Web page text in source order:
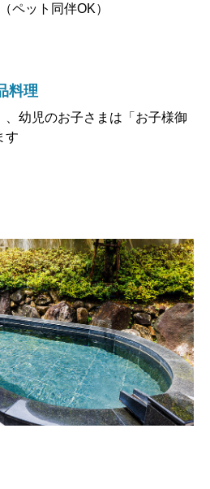
ペット同伴OK）
料理
幼児のお子さまは「お子様御
す